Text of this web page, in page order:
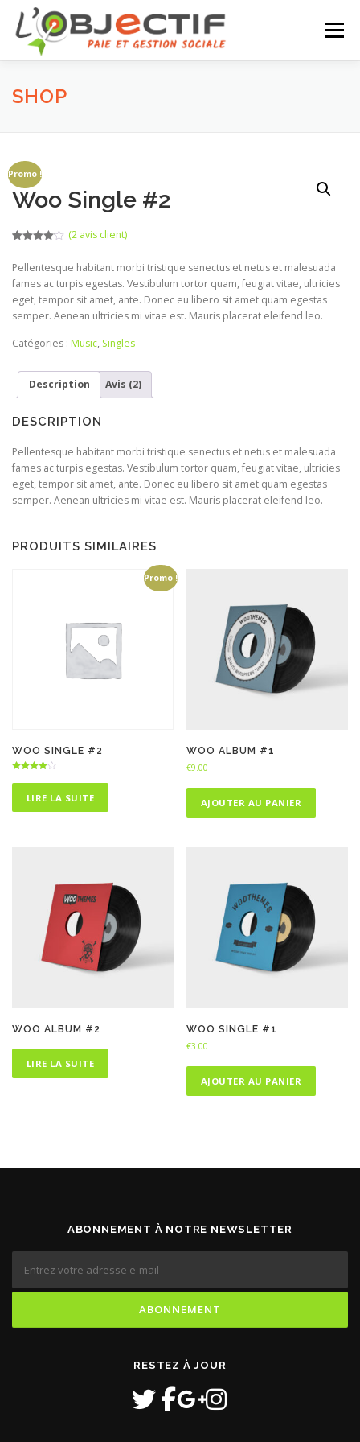
contenu
Menu
VOS BESOINS
SHOP
Promo !
Woo Single #2
basé
sur
notation
client
(2 avis client)
Pellentesque habitant morbi tristique senectus et netus et malesuada
fames ac turpis egestas. Vestibulum tortor quam, feugiat vitae, ultricies
eget, tempor sit amet, ante. Donec eu libero sit amet quam egestas
semper. Aenean ultricies mi vitae est. Mauris placerat eleifend leo.
Catégories : Music, Singles
Description Avis (2)
DESCRIPTION
Pellentesque habitant morbi tristique senectus et netus et malesuada
fames ac turpis egestas. Vestibulum tortor quam, feugiat vitae, ultricies
eget, tempor sit amet, ante. Donec eu libero sit amet quam egestas
semper. Aenean ultricies mi vitae est. Mauris placerat eleifend leo.
PRODUITS SIMILAIRES
Promo !
WOO SINGLE #2
4.00
sur 5LIRE LA SUITE
WOO ALBUM #1
€9.00
AJOUTER AU PANIER
WOO ALBUM #2
LIRE LA SUITE
WOO SINGLE #1
€3.00
AJOUTER AU PANIER
ABONNEMENT À NOTRE NEWSLETTER
RESTEZ À JOUR